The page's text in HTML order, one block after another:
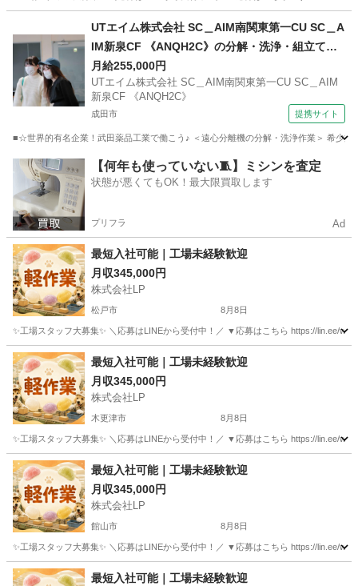
未経験
UTエイム株式会社 SC＿AIM南関東第一CU SC＿A
IM新泉CF 《ANQH2C》の分解・洗浄・組立て
【車通勤OK】
月給255,000円
UTエイム株式会社 SC＿AIM南関東第一CU SC＿AIM
新泉CF 《ANQH2C》
成田市 提携サイト
■☆世界的有名企業！武田薬品工業で働こう♪ ＜遠心分離機の分解・洗浄作業＞ 希少
千葉 成田市 その他
【何年も使っていない🧵】ミシンを査定
状態が悪くてもOK！最大限買取します
プリフラ Ad
最短入社可能｜工場未経験歓迎
月収345,000円
株式会社LP
松戸市 8月8日
✨工場スタッフ大募集✨ ＼応募はLINEから受付中！／ ▼応募はこちら https://lin.ee/
千葉 松戸市 工場
最短入社可能｜工場未経験歓迎
月収345,000円
株式会社LP
木更津市 8月8日
✨工場スタッフ大募集✨ ＼応募はLINEから受付中！／ ▼応募はこちら https://lin.ee/
千葉 木更津市 工場 未経験
最短入社可能｜工場未経験歓迎
月収345,000円
株式会社LP
館山市 8月8日
✨工場スタッフ大募集✨ ＼応募はLINEから受付中！／ ▼応募はこちら https://lin.ee/
千葉 館山市 工場 未経験
最短入社可能｜工場未経験歓迎